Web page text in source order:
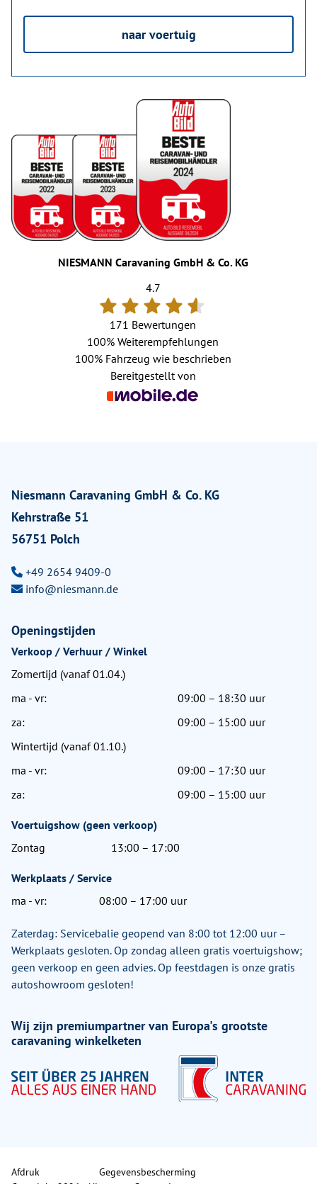
naar voertuig
NIESMANN Caravaning GmbH & Co. KG
4.7
171 Bewertungen
100% Weiterempfehlungen
100%Fahrzeug wie beschrieben
Bereitgestellt von
Niesmann Caravaning GmbH & Co. KG
Kehrstraße 51
56751 Polch
+49 2654 9409-0
info@niesmann.de
Openingstijden
Verkoop / Verhuur / Winkel
Zomertijd (vanaf 01.04.)
ma - vr:
09:00 – 18:30 uur
za:
09:00 – 15:00 uur
Wintertijd (vanaf 01.10.)
ma - vr:
09:00 – 17:30 uur
za:
09:00 – 15:00 uur
Voertuigshow (geen verkoop)
Zontag
13:00 – 17:00
Werkplaats / Service
ma - vr:
08:00 – 17:00 uur
Zaterdag: Servicebalie geopend van 8:00 tot 12:00 uur –
Werkplaats gesloten. Op zondag alleen gratis voertuigshow;
geen verkoop en geen advies. Op feestdagen is onze gratis
autoshowroom gesloten!
Wij zijn premiumpartner van Europa's grootste
caravaning winkelketen
Afdruk
Gegevensbescherming